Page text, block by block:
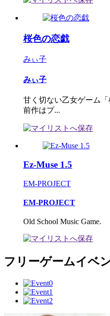
桜色の恋戯
みぃ子
みぃ子
甘く切ない乙女ゲーム
前作はプ...
Ez-Muse 1.5
EM-PROJECT
EM-PROJECT
Old School Music Game.
フリーゲームイベ